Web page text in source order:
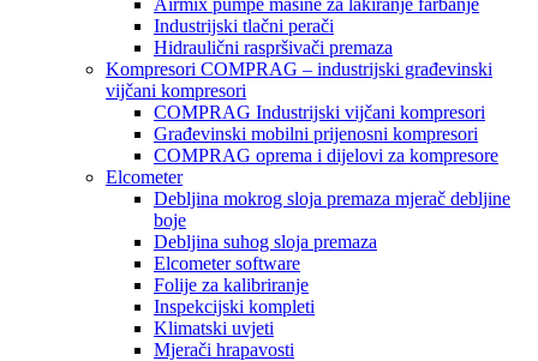
Airmix pumpe mašine za lakiranje farbanje
Industrijski tlačni perači
Hidraulični raspršivači premaza
Kompresori COMPRAG – industrijski građevinski
vijčani kompresori
COMPRAG Industrijski vijčani kompresori
Građevinski mobilni prijenosni kompresori
COMPRAG oprema i dijelovi za kompresore
Elcometer
Debljina mokrog sloja premaza mjerač debljine
boje
Debljina suhog sloja premaza
Elcometer software
Folije za kalibriranje
Inspekcijski kompleti
Klimatski uvjeti
Mjerači hrapavosti